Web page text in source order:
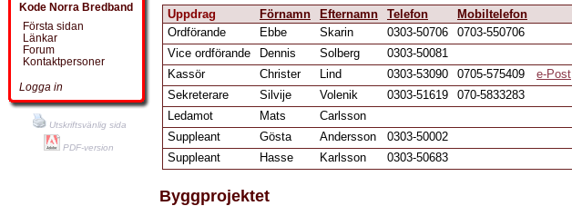
Kode Norra Bredband
Första sidan
Länkar
Forum
Kontaktpersoner
Logga in
Utskriftsvänlig sida
PDF-version
Uppdrag Förnamn Efternamn Telefon
Mobiltelefon
Ordförande
Ebbe Skarin 0303-50706
0703-550706
Vice ordförande
Dennis Solberg
0303-50081
Kassör
Christer Lind 0303-53090 0705-575409
e-Post
Sekreterare
Silvije Volenik 0303-51619
070-5833283
Ledamot
Mats
Carlsson
Suppleant
Gösta Andersson
0303-50002
Suppleant
Hasse Karlsson 0303-50683
Byggprojektet